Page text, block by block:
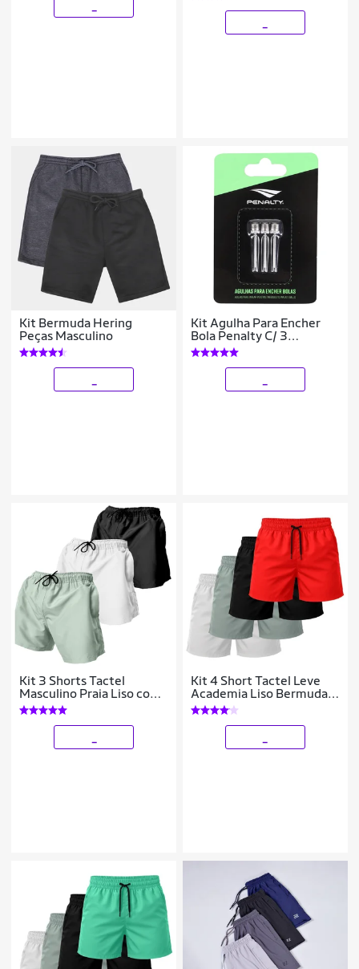
Kit Bermuda Hering
Peças Masculino
Kit Agulha Para Encher
Bola Penalty C/ 3
Unidades
Kit 3 Shorts Tactel
Masculino Praia Liso com
Bolsos Secagem Rápida e
Ajuste
Kit 4 Short Tactel Leve
Academia Liso Bermuda
Masculina